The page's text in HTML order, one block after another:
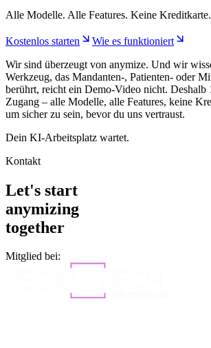
Alle Modelle. Alle Features. Keine Kreditkarte.
Kostenlos starten
Wie es funktioniert
Wir sind überzeugt von anymize. Und wir
Werkzeug, das Mandanten-, Patienten- oder
berührt, reicht ein Demo-Video nicht. Deshalb
Zugang – alle Modelle, alle Features, keine
um sicher zu sein, bevor du uns vertraust.
Dein KI-Arbeitsplatz wartet.
Kontakt
Let's start
anymizing
together
Mitglied bei: